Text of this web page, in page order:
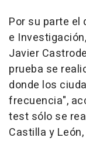
Por su parte el
e
Javier
prueba se
donde los
frecuencia",
test sólo se
Castilla y